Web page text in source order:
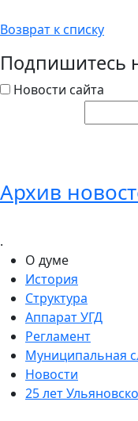
Возврат к списку
Подпишитесь
Новости сайта
Архив
.
О думе
История
Структура
Аппарат УГД
Регламент
Муниципальная
Новости
25 лет